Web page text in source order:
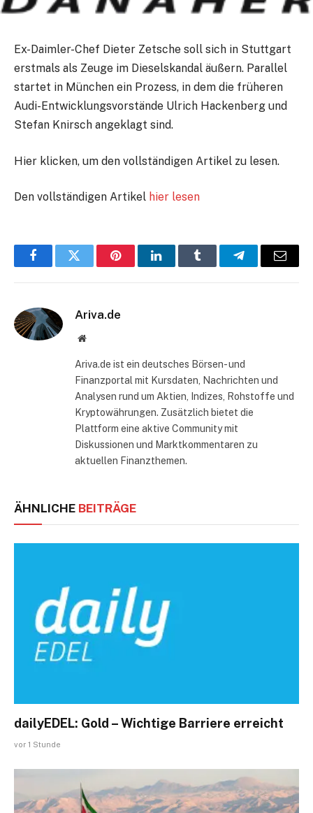
Ex-Daimler-Chef Dieter Zetsche soll sich in Stuttgart
erstmals als Zeuge im Dieselskandal äußern. Parallel
startet in München ein Prozess, in dem die früheren
Audi-Entwicklungsvorstände Ulrich Hackenberg und
Stefan Knirsch angeklagt sind.
Hier klicken, um den vollständigen Artikel zu lesen.
Den vollständigen Artikel hier lesen
FacebookTwitter PinterestLinkedInTumblr TelegramE-
Ariva.de
Website
Ariva.de ist ein deutsches Börsen- und
Finanzportal mit Kursdaten, Nachrichten und
Analysen rund um Aktien, Indizes, Rohstoffe und
Kryptowährungen. Zusätzlich bietet die
Plattform eine aktive Community mit
Diskussionen und Marktkommentaren zu
aktuellen Finanzthemen.
ÄHNLICHE BEITRÄGE
dailyEDEL: Gold – Wichtige Barriere erreicht
vor 1 Stunde